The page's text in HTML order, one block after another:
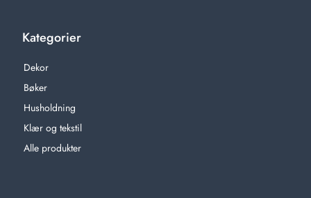
Kategorier
Dekor
Bøker
Husholdning
Klær og tekstil
Alle produkter